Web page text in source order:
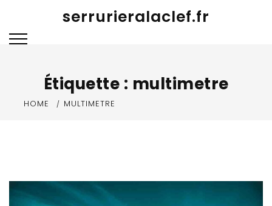
content
serrurieralaclef.fr
Étiquette : multimetre
HOME MULTIMETRE